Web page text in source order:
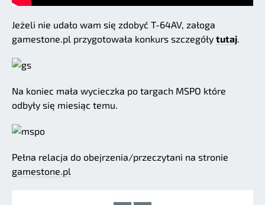
Jeżeli nie udało wam się zdobyć T-64AV, załoga
gamestone.pl przygotowała konkurs szczegóły tutaj.
Na koniec mała wycieczka po targach MSPO które
odbyły się miesiąc temu.
Pełna relacja do obejrzenia/przeczytani na stronie
gamestone.pl